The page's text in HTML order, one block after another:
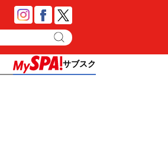
サブスク